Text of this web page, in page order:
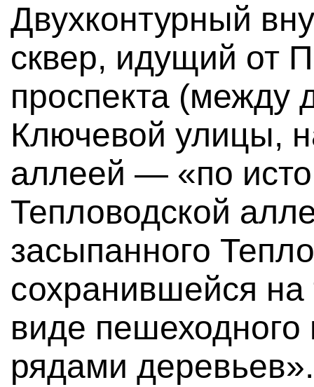
Двухконтурный
сквер, идущий от
проспекта (между
Ключевой улицы,
аллеей — «по
Тепловодской
засыпанного
сохранившейся на
виде пешеходного
рядами